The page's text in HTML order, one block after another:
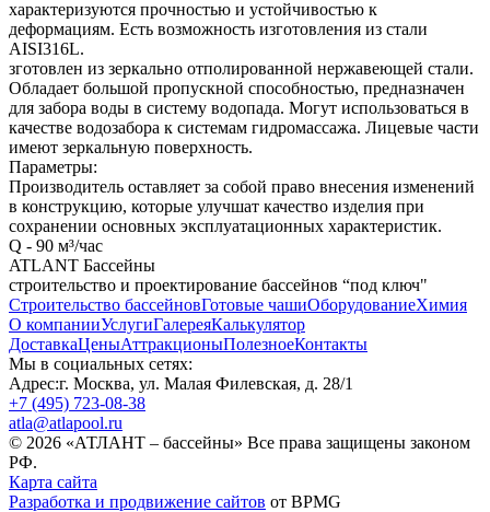
характеризуются прочностью и устойчивостью к
деформациям. Есть возможность изготовления из стали
AISI316L.
зготовлен из зеркально отполированной нержавеющей стали.
Обладает большой пропускной способностью, предназначен
для забора воды в систему водопада. Могут использоваться в
качестве водозабора к системам гидромассажа. Лицевые части
имеют зеркальную поверхность.
Параметры:
Производитель оставляет за собой право внесения изменений
в конструкцию, которые улучшат качество изделия при
сохранении основных эксплуатационных характеристик.
Q - 90 м³/час
ATLANT Бассейны
строительство и проектирование бассейнов “под ключ"
Строительство бассейновГотовые чашиОборудованиеХимия
О компанииУслугиГалереяКалькулятор
ДоставкаЦеныАттракционыПолезноеКонтакты
Мы в социальных сетях:
Адрес:г. Москва, ул. Малая Филевская, д. 28/1
+7 (495) 723-08-38
atla@atlapool.ru
© 2026 «АТЛАНТ – бассейны» Все права защищены законом
РФ.
Карта сайта
Разработка и продвижение сайтов от BPMG